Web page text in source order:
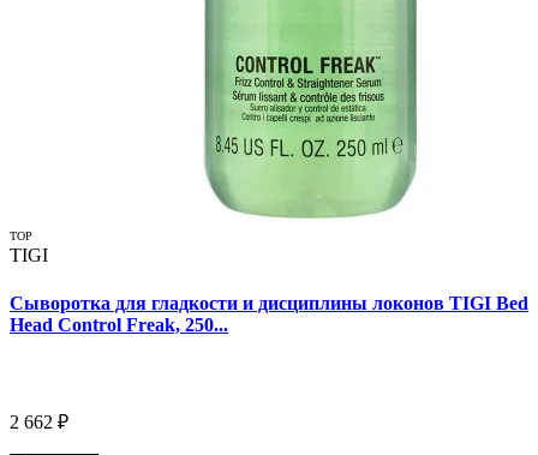
TOP
TIGI
Сыворотка для гладкости и дисциплины локонов TIGI Bed
Head Control Freak, 250...
2 662 ₽